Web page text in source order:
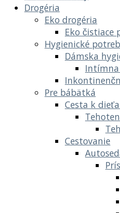
Drogéria
Eko drogéria
Eko čistiace
Hygienické
Dámska
Pre bábätká
Cesta k
Cestovanie